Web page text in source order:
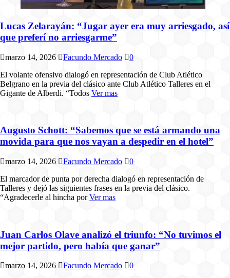
Lucas Zelarayán: “Jugar ayer era muy arriesgado, así
que preferí no arriesgarme”
marzo 14, 2026 Facundo Mercado
0
El volante ofensivo dialogó en representación de Club Atlético
Belgrano en la previa del clásico ante Club Atlético Talleres en el
Gigante de Alberdi. “Todos Ver mas
Augusto Schott: “Sabemos que se está armando una
movida para que nos vayan a despedir en el hotel”
marzo 14, 2026 Facundo Mercado
0
El marcador de punta por derecha dialogó en representación de
Talleres y dejó las siguientes frases en la previa del clásico.
“Agradecerle al hincha porVer mas
Juan Carlos Olave analizó el triunfo: “No tuvimos el
mejor partido, pero había que ganar”
marzo 14, 2026 Facundo Mercado
0